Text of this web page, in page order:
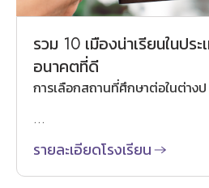
รวม 10 เมืองน่าเรียนในปร
อนาคตที่ดี
การเลือกสถานที่ศึกษาต่อในต่าง
...
รายละเอียดโรงเรียน